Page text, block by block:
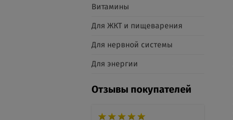
Витамины
Для ЖКТ и пищеварения
Для нервной системы
Для энергии
Отзывы покупателей